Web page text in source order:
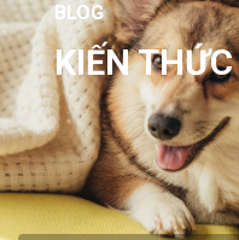
BLOG
KIẾN THỨC